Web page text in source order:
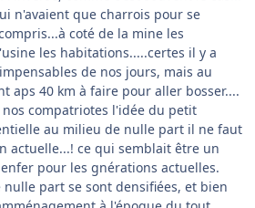
n'avaient que charrois pour se
coté de la mine les
les habitations.....certes il y a
de nos jours, mais au
aps 40 km à faire pour aller bosser....
compatriotes l'idée du petit
au milieu de nulle part il ne faut
actuelle...! ce qui semblait être un
pour les gnérations actuelles.
nulle part se sont densifiées, et bien